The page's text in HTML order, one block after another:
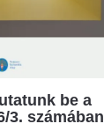
be a
3. számában